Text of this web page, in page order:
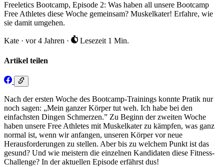
Freeletics Bootcamp, Episode 2: Was haben all unsere Bootcamp
Free Athletes diese Woche gemeinsam? Muskelkater! Erfahre, wie
sie damit umgehen.
Kate · vor 4 Jahren · Lesezeit 1 Min.
Artikel teilen
Nach der ersten Woche des Bootcamp-Trainings konnte Pratik nur
noch sagen: „Mein ganzer Körper tut weh. Ich habe bei den
einfachsten Dingen Schmerzen.” Zu Beginn der zweiten Woche
haben unsere Free Athletes mit Muskelkater zu kämpfen, was ganz
normal ist, wenn wir anfangen, unseren Körper vor neue
Herausforderungen zu stellen. Aber bis zu welchem Punkt ist das
gesund? Und wie meistern die einzelnen Kandidaten diese Fitness-
Challenge? In der aktuellen Episode erfährst dus!